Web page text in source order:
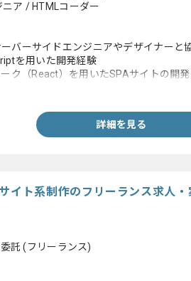
ア / HTMLコーダー
バーサイドエンジニアやデザイナーと
を用いた開発経験
ク（React）を用いたSPAサイトの開
詳細を見る
イト系制作のフリーランス求人
託(フリーランス)